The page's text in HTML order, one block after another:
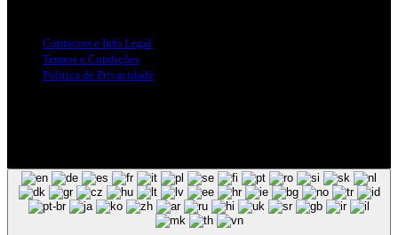
Contactos e Info Legal
Termos e Condições
Politica de Privacidade